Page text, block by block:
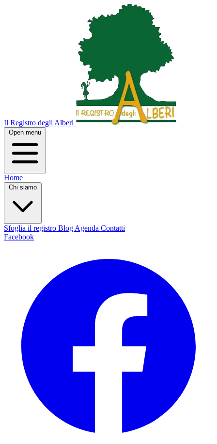
Il Registro degli Alberi
Open menu
Home
Chi siamo
Sfoglia il registro Blog Agenda Contatti
Facebook